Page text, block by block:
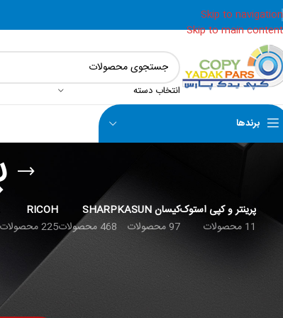
Skip to navigation
Skip to main content
انتخاب دسته
برندها
پرینتر و کپی استوک
11 محصولات
کیسان KASUN
97 محصولات
SHARP
468 محصولات
RICOH
225 محصولات